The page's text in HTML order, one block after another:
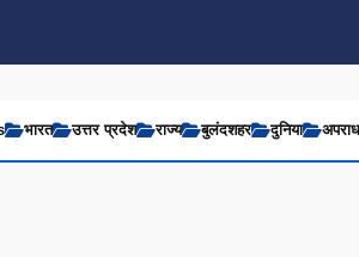
भारत उत्तर प्रदेश राज्य बुलंदशहर दुनिया अपराध